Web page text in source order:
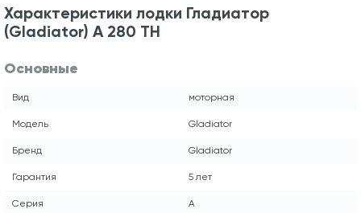
Характеристики лодки Гладиатор
(Gladiator) A 280 ТН
Основные
Вид моторная
Модель Gladiator
Бренд Gladiator
Гарантия 5 лет
Серия A